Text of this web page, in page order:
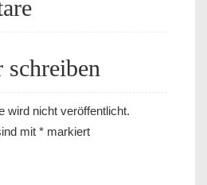
wird nicht veröffentlicht.
mit * markiert